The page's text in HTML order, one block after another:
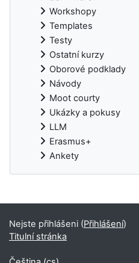
Workshopy
Templates
Testy
Ostatní kurzy
Oborové podklady
Návody
Moot courty
Ukázky a pokusy
LLM
Erasmus+
Ankety
Doplňkové bloky
Nejste přihlášeni (Přihlášení)
Titulní stránka